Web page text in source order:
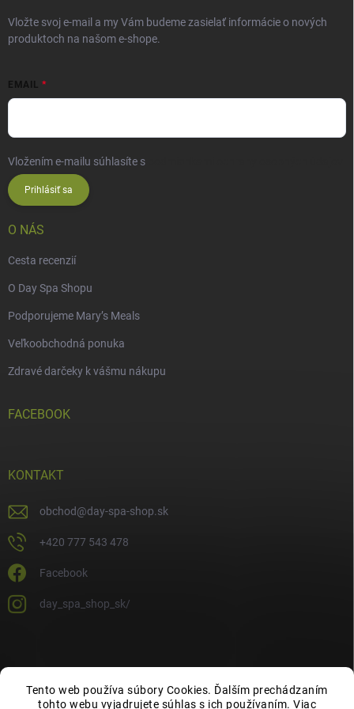
Tento web používa súbory Cookies. Ďalším prechádzaním
tohto webu vyjadrujete súhlas s ich používaním. Viac
Vložte svoj e-mail a my Vám budeme zasielať informácie o nových
produktoch na našom e-shope.
EMAIL
Vložením e-mailu súhlasíte s
Prihlásiť sa
O NÁS
Cesta recenzií
O Day Spa Shopu
Podporujeme Mary’s Meals
Veľkoobchodná ponuka
Zdravé darčeky k vášmu nákupu
FACEBOOK
KONTAKT
obchod@day-spa-shop.sk
+420 777 543 478
Facebook
day_spa_shop_sk/